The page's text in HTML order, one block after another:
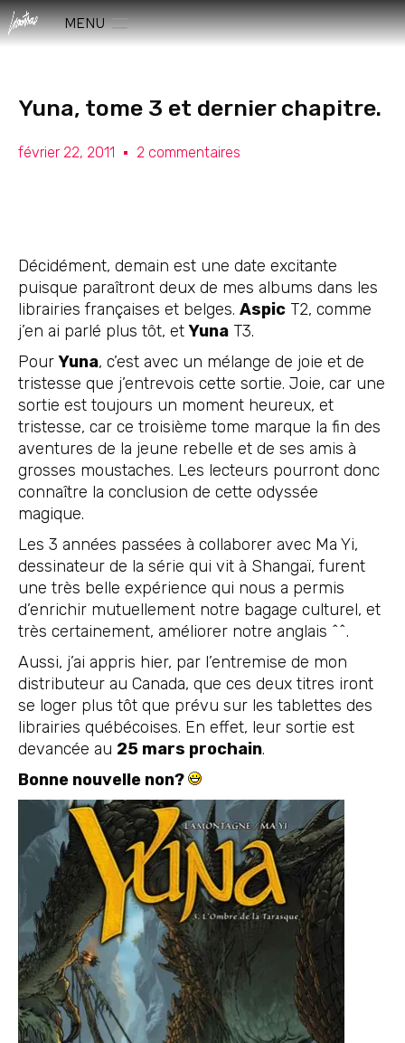
MENU
Yuna, tome 3 et dernier chapitre.
février 22, 2011 2 commentaires
Décidément, demain est une date excitante
puisque paraîtront deux de mes albums dans les
librairies françaises et belges. Aspic T2, comme
j’en ai parlé plus tôt, etYuna T3.
PourYuna, c’est avec un mélange de joie et de
tristesse que j’entrevois cette sortie. Joie, car une
sortie est toujours un moment heureux, et
tristesse, car ce troisième tome marque la fin des
aventures de la jeune rebelle et de ses amis à
grosses moustaches. Les lecteurs pourront donc
connaître la conclusion de cette odyssée
magique.
Les 3 années passées à collaborer avec Ma Yi,
dessinateur de la série qui vit à Shangaï, furent
une très belle expérience qui nous a permis
d’enrichir mutuellement notre bagage culturel, et
très certainement, améliorer notre anglais ^^.
Aussi, j’ai appris hier, par l’entremise de mon
distributeur au Canada, que ces deux titres iront
se loger plus tôt que prévu sur les tablettes des
librairies québécoises. En effet, leur sortie est
devancée au 25 mars prochain.
Bonne nouvelle non?